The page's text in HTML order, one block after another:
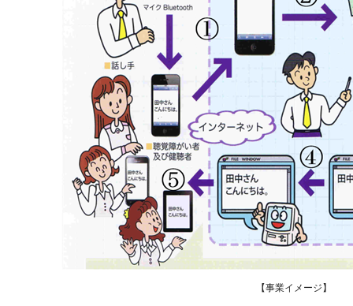
【事業イメージ】